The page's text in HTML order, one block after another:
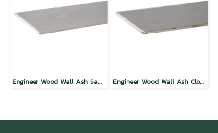
Engineer Wood Wall Ash Sandy Engineer Wood Wall Ash Cloudy